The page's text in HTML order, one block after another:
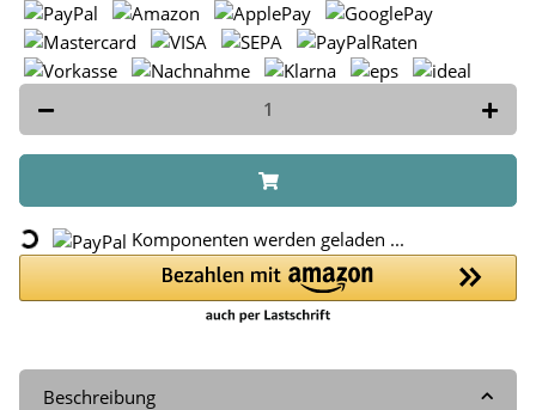
Loading... Komponenten werden geladen ...
Beschreibung